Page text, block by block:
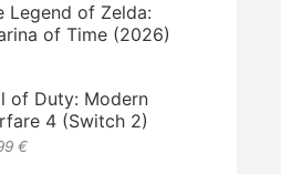
Legend of Zelda:
of Time (2026)
of Duty: Modern
4 (Switch 2)
€